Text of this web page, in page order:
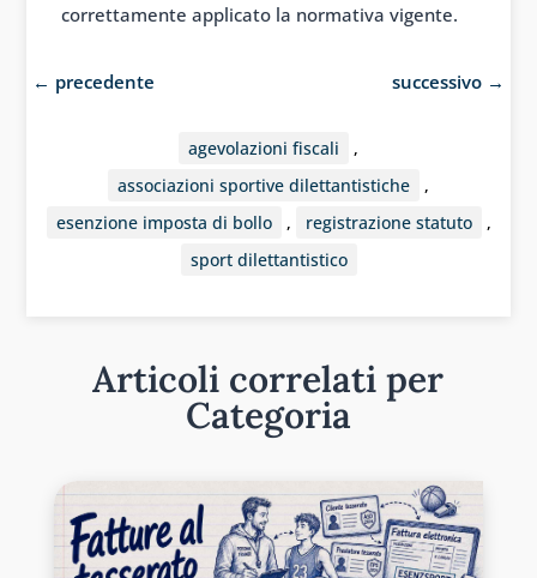
correttamente applicato la normativa vigente.
← precedente successivo →
agevolazioni fiscali
,
associazioni sportive dilettantistiche
,
esenzione imposta di bollo
, registrazione statuto
,
sport dilettantistico
Articoli correlati per
Categoria